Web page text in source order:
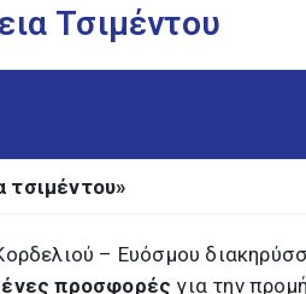
Τσιμέντου
τσιμέντου»
– Ευόσμου
προσφορές για την